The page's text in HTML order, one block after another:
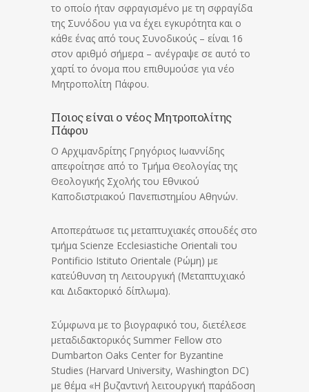
το οποίο ήταν σφραγισμένο με τη σφραγίδα
της Συνόδου για να έχει εγκυρότητα και ο
κάθε ένας από τους Συνοδικούς – είναι 16
στον αριθμό σήμερα – ανέγραψε σε αυτό το
χαρτί το όνομα που επιθυμούσε για νέο
Μητροπολίτη Πάφου.
Ποιος είναι ο νέος Μητροπολίτης
Πάφου
Ο Αρχιμανδρίτης Γρηγόριος Ιωαννίδης
απεφοίτησε από το Τμήμα Θεολογίας της
Θεολογικής Σχολής του Εθνικού
Καποδιστριακού Πανεπιστημίου Αθηνών.
Αποπεράτωσε τις μεταπτυχιακές σπουδές στο
τμήμα Scienze Ecclesiastiche Orientali του
Pontificio Istituto Orientale (Ρώμη) με
κατεύθυνση τη Λειτουργική (Μεταπτυχιακό
και Διδακτορικό δίπλωμα).
Σύμφωνα με το βιογραφικό του, διετέλεσε
μεταδιδακτορικός Summer Fellow στο
Dumbarton Oaks Center for Byzantine
Studies (Harvard University, Washington DC)
με θέμα «Η βυζαντινή λειτουργική παράδοση